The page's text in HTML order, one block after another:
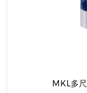
MKL多